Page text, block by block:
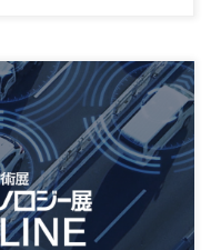
とくるまのテクノロジー展2021